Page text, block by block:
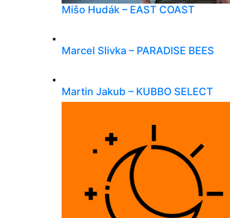
Mišo Hudák – EAST COAST
Marcel Slivka – PARADISE BEES
Martin Jakub – KUBBO SELECT